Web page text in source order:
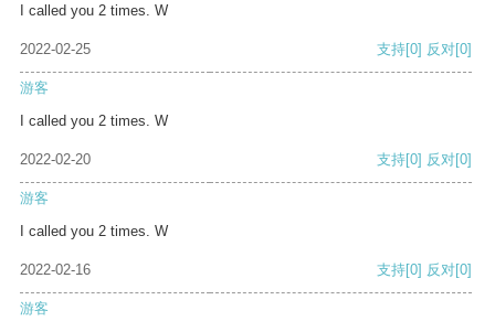
I called you 2 times. W
2022-02-25 支持[0] 反对[0]
游客
I called you 2 times. W
2022-02-20 支持[0] 反对[0]
游客
I called you 2 times. W
2022-02-16 支持[0] 反对[0]
游客